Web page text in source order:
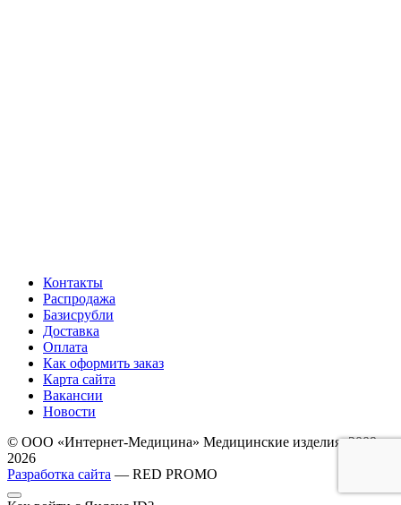
Контакты
Распродажа
Базисрубли
Доставка
Оплата
Как оформить заказ
Карта сайта
Вакансии
Новости
© ООО «Интернет-Медицина» Медицинские изделия, 2009-
2026
Разработка сайта — RED PROMO